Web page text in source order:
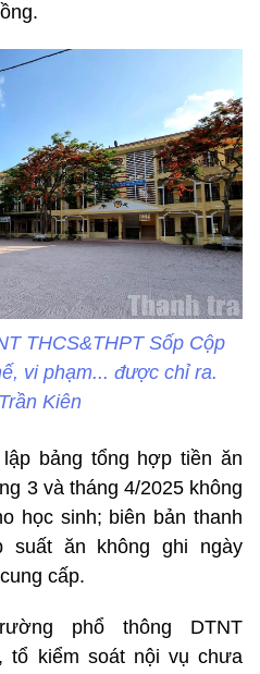
THCS&THPT Sốp Cộp
vi phạm... được chỉ ra.
Kiên
bảng tổng hợp tiền ăn
3 và tháng 4/2025 không
học sinh; biên bản thanh
suất ăn không ghi ngày
cấp.
phổ thông DTNT
tổ kiểm soát nội vụ chưa